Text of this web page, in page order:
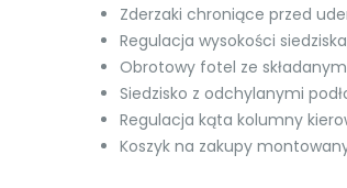
Zderzaki chroniące przed
Regulacja wysokości
Obrotowy fotel ze
Siedzisko z odchylanymi
Regulacja kąta kolumny
Koszyk na zakupy